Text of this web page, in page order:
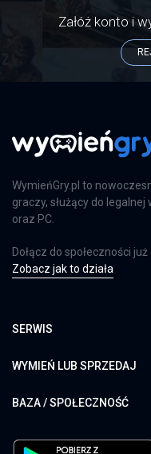
Załóż konto i
WymieńGry.pl to
graczy, służący do
oraz PC.
Dołącz do społeczności już
Zobacz jak to działa
SERWIS
WYMIEŃ LUB SPRZEDAJ
BAZA / SPOŁECZNOŚĆ